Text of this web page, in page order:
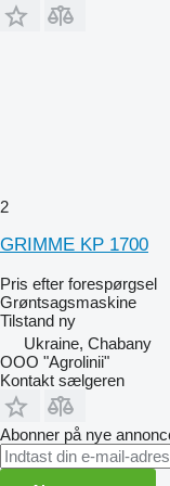
2
GRIMME KP 1700
Pris efter forespørgsel
Grøntsagsmaskine
Tilstand ny
Ukraine, Chabany
OOO "Agrolinii"
Kontakt sælgeren
Abonner på nye